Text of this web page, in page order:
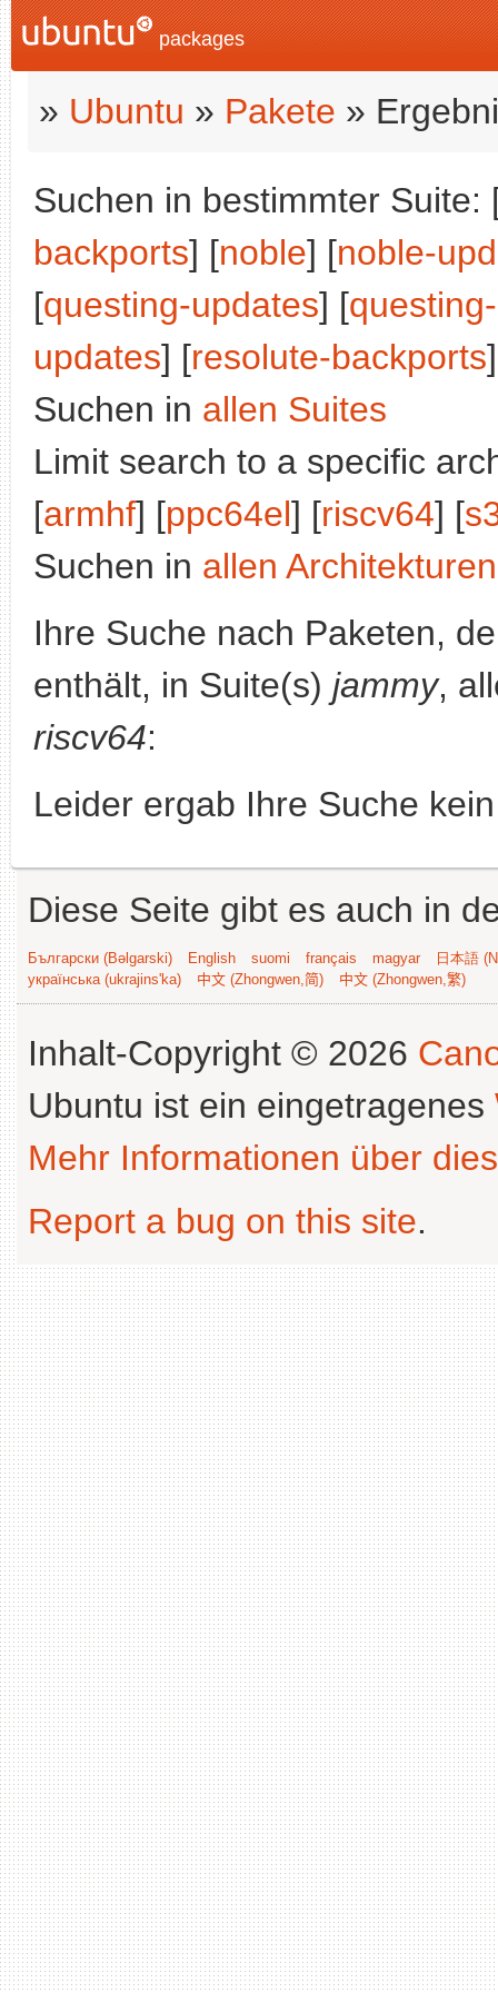
packages
» Ubuntu » Pakete »
Suchen in bestimmter Suite:
backports] [noble] [noble-
[questing-updates] [
updates] [resolute-backports
Suchen in allen Suites
Limit search to a specific
[armhf] [ppc64el] [riscv64] [
Suchen in allen Architekturen
Ihre Suche nach Paketen,
enthält, in Suite(s) jammy,
riscv64:
Leider ergab Ihre Suche
Diese Seite gibt es auch in
Български (Bəlgarski) English suomi français magyar
日本語
українська (ukrajins'ka)
中文 (Zhongwen,简) 中文 (Zhongwen,繁)
Inhalt-Copyright © 2026
Ubuntu ist ein eingetragenes
Mehr Informationen über
Report a bug on this site.